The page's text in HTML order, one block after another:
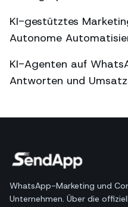
KI-gestütztes
Autonome
KI-Agenten auf
Antworten und
WhatsApp-Marketing und
Unternehmen. Über die